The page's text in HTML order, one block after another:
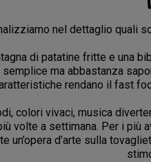
nel dettaglio quali
di patatine fritte e una
ma abbastanza
rendano il fast
colori vivaci, musica
volte a settimana. Per i più
d’arte sulla